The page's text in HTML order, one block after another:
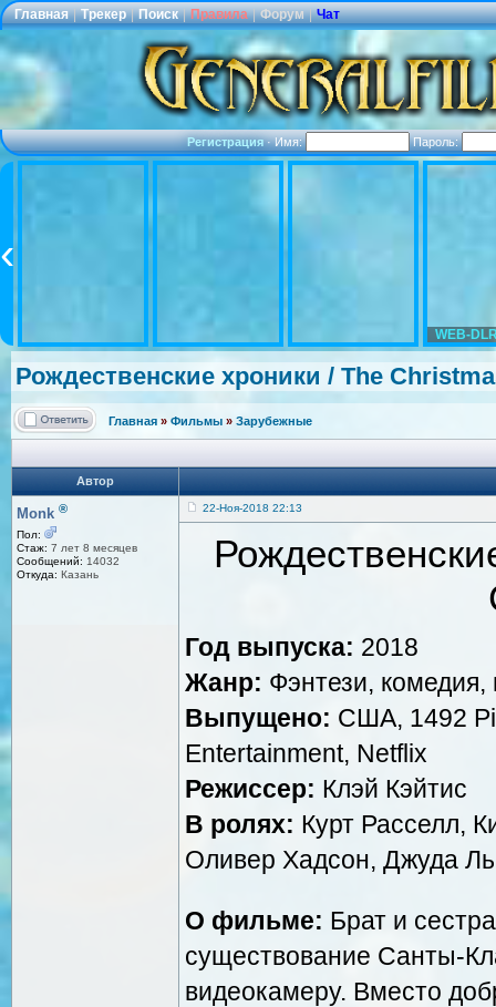
Главная | Трекер | Поиск | Правила | Форум | Чат
Регистрация·Имя: Пароль:
WEB-
Рождественские хроники / The
Главная » Фильмы » Зарубежные
Автор
Monk ®
Пол:
Стаж: 7 лет 8 месяцев
Сообщений: 14032
Откуда: Казань
22-Ноя-2018 22:13
Год выпуска: 2018
Жанр: Фэнтези,
Выпущено: США, 1492
Entertainment, Netflix
Режиссер: Клэй Кэйтис
В ролях: Курт Расселл,
Оливер Хадсон, Джуда
О фильме: Брат и
существование Санты-
видеокамеру. Вместо